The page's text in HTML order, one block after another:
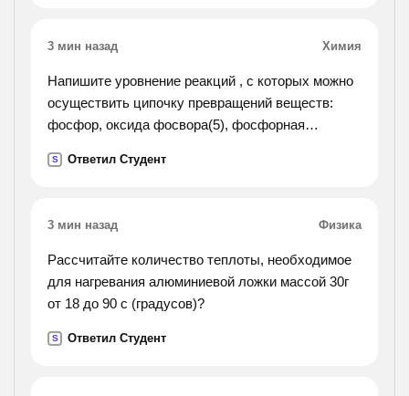
3 мин назад Химия
Напишите уровнение реакций , с которых можно
осуществить ципочку превращений веществ:
фосфор, оксида фосвора(5), фосфорная
фосфорная кислота
S Ответил Студент
3 мин назад Физика
Рассчитайте количество теплоты, необходимое
для нагревания алюминиевой ложки массой 30г
от 18 до 90 с (градусов)?
S Ответил Студент